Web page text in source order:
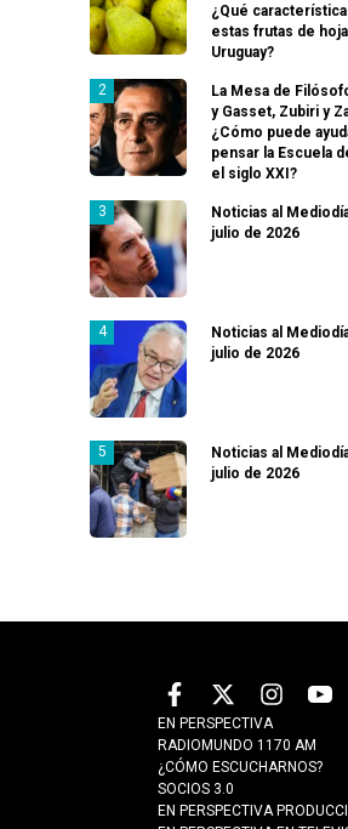
¿Qué
estas frutas de
Uruguay?
La Mesa de
y Gasset, Zubiri y
¿Cómo puede
pensar la Escuela
el siglo XXI?
Noticias al
julio de 2026
Noticias al
julio de 2026
Noticias al
julio de 2026
EN PERSPECTIVA
RADIOMUNDO 1170 AM
¿CÓMO ESCUCHARNOS?
SOCIOS 3.0
EN PERSPECTIVA